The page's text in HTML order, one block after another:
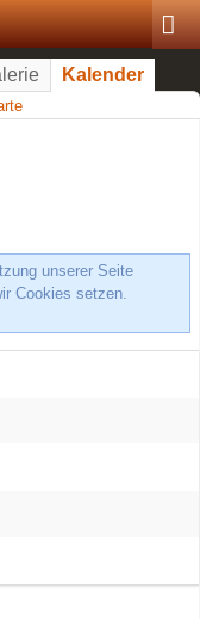
Kalender
unserer Seite
Cookies setzen.